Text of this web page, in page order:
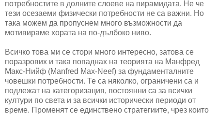
потребностите в долните слоеве на пирамидата. Не че
тези осезаеми физически потребности не са важни. Но
така можем да пропуснем много възможности да
мотивираме хората на по-дълбоко ниво.
Всичко това ми се стори много интересно, затова се
поразрових и така попаднах на теорията на Манфред
Макс-Нийф (Manfred Max-Neef) за фундаменталните
човешки потребности. Те са няколко, ограничени са и
подлежат на категоризация, постоянни са за всички
култури по света и за всички исторически периоди от
време. Променят се единствено стратегиите, чрез които